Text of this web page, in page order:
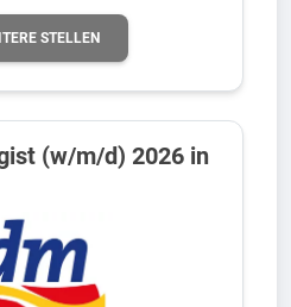
STELLEN
(w/m/d) 2026 in